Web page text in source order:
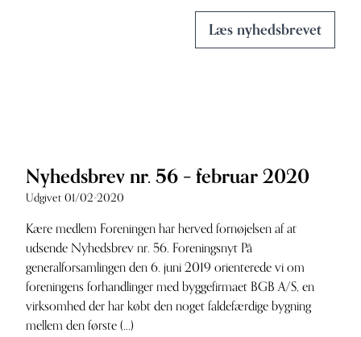
Læs nyhedsbrevet
Nyhedsbrev nr. 56 – februar 2020
Udgivet 01/02-2020
Kære medlem Foreningen har herved fornøjelsen af at
udsende Nyhedsbrev nr. 56. Foreningsnyt På
generalforsamlingen den 6. juni 2019 orienterede vi om
foreningens forhandlinger med byggefirmaet BGB A/S, en
virksomhed der har købt den noget faldefærdige bygning
mellem den første (...)